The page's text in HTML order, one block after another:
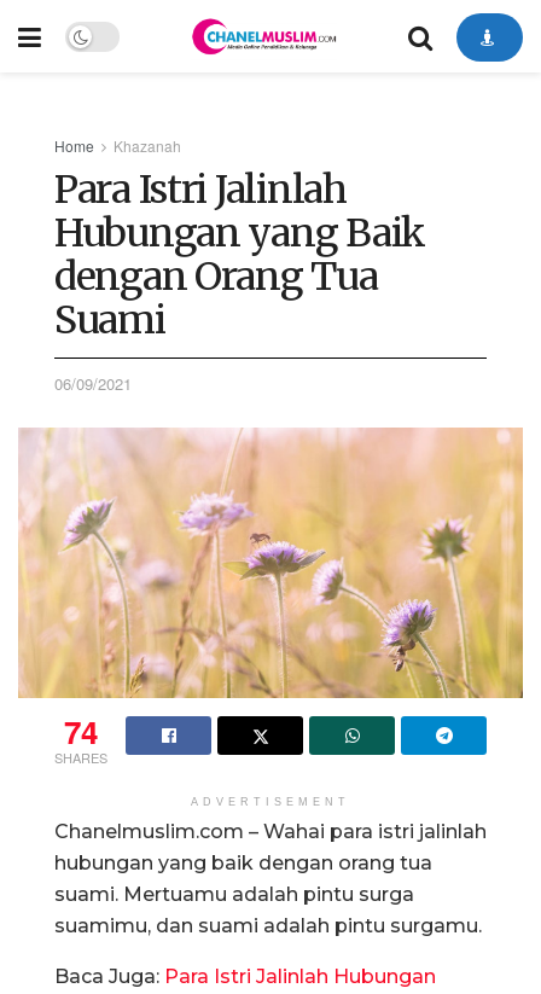
Home Khazanah
Para Istri Jalinlah
Hubungan yang Baik
dengan Orang Tua
Suami
06/09/2021
74
SHARES
ADVERTISEMENT
Chanelmuslim.com – Wahai para istri jalinlah
hubungan yang baik dengan orang tua
suami. Mertuamu adalah pintu surga
suamimu, dan suami adalah pintu surgamu.
Baca Juga: Para Istri Jalinlah Hubungan